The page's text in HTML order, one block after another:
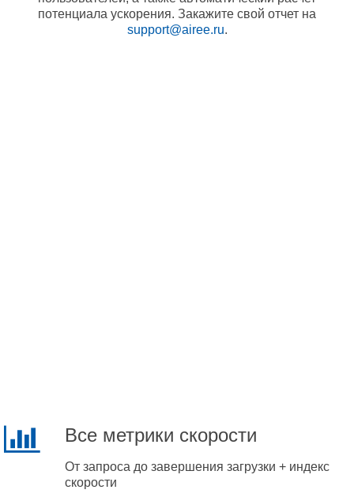
потенциала ускорения. Закажите свой отчет на
support@airee.ru.
Все метрики скорости
От запроса до завершения загрузки + индекс
скорости